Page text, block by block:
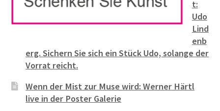
t:
Udo
Lind
enb
erg. Sichern Sie sich ein Stück Udo, solange der
Vorrat reicht.
Wenn der Mist zur Muse wird: Werner Härtl
live in der Poster Galerie